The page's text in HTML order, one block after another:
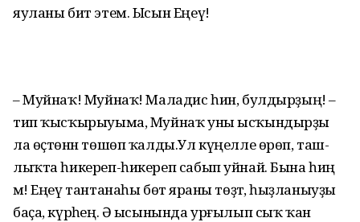
яуланы бит этем. Ысын Еңеү!
– Муйнаҡ! Муйнаҡ! Маладис һин, булдырҙың! –
тип ҡысҡырыуыма, Муйнаҡ уны ысҡындырҙы
ла өҫтөнән төшөп ҡалды.Ул күңелле өрөп, таш-
лыҡта һикереп-һикереп сабып уйнай. Бына һиңә
мә! Еңеү тантанаһы бөтә яраны төҙәтә, һыҙланыуҙы
баҫа, күрәһең. Ә ысынында урғылып сыҡ ҡан